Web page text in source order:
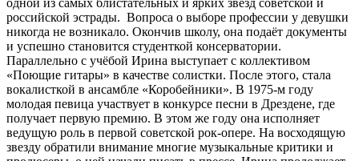
одной из самых блистательных и ярких звёзд советской и
российской эстрады. Вопроса о выборе профессии у девушки
никогда не возникало. Окончив школу, она подаёт документы
и успешно становится студенткой консерватории.
Параллельно с учёбой Ирина выступает с коллективом
«Поющие гитары» в качестве солистки. После этого, стала
вокалисткой в ансамбле «Коробейники». В 1975-м году
молодая певица участвует в конкурсе песни в Дрездене, где
получает первую премию. В этом же году она исполняет
ведущую роль в первой советской рок-опере. На восходящую
звезду обратили внимание многие музыкальные критики и